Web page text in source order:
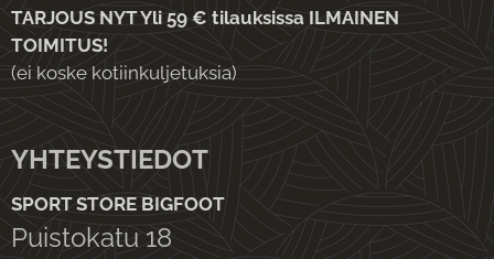
TARJOUS NYT Yli 59 € tilauksissa ILMAINEN
TOIMITUS!
(ei koske kotiinkuljetuksia)
YHTEYSTIEDOT
SPORT STORE BIGFOOT
Puistokatu 18